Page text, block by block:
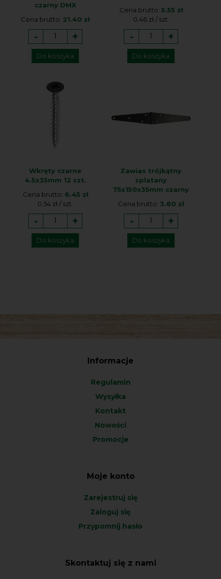
czarny DMX
Cena brutto: 21.40 zł
- +
Do koszyka
Cena brutto: 5.55 zł
0.46 zł / szt.
- +
Do koszyka
Wkręty czarne
4.5x35mm 12 szt.
Cena brutto: 6.45 zł
0.54 zł / szt.
- +
Do koszyka
Zawias trójkątny
splatany
75x150x35mm czarny
Cena brutto: 3.60 zł
- +
Do koszyka
Informacje
Regulamin
Wysyłka
Kontakt
Nowości
Promocje
Moje konto
Zarejestruj się
Zaloguj się
Przypomnij hasło
Skontaktuj się z nami